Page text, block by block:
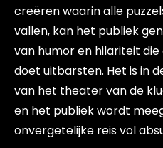
creëren waarin alle
vallen, kan het publiek
van humor en hilariteit
doet uitbarsten. Het is in
van het theater van de
en het publiek wordt
onvergetelijke reis vol